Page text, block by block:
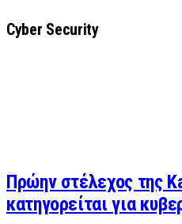
Cyber Security
Πρώην στέλεχος της
κατηγορείται για